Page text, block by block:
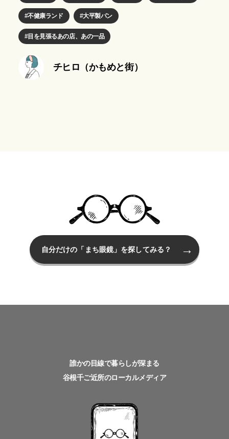
不健康ランド 大平製パン
目を見張るあの店、あの一品
チヒロ（かもめと街）
自分だけの「まち眼鏡」を探してみる？
誰かの目線で暮らしが深まる
谷根千ご近所のローカルメディア